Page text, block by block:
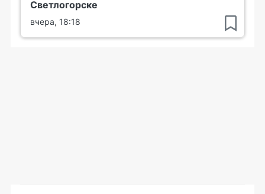
Светлогорске
вчера, 18:18